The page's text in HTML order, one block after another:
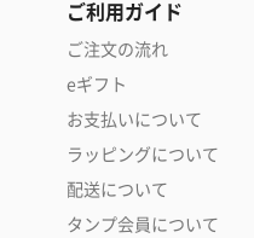
ご利用ガイド
ご注文の流れ
eギフト
お支払いについて
ラッピングについて
配送について
タンプ会員について